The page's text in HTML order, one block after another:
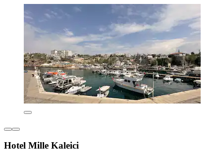
Hotel Mille Kaleici